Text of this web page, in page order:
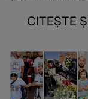
CITEȘTE